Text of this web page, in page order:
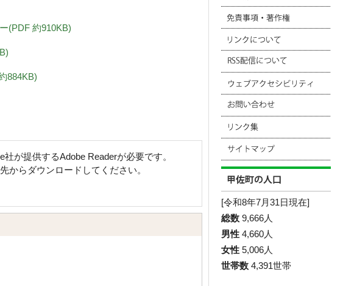
(PDF 約910KB)
884KB)
が提供するAdobe Readerが必要です。
からダウンロードしてください。
[令和8年7月31日現在]
総数 9,666人
男性 4,660人
女性 5,006人
世帯数 4,391世帯